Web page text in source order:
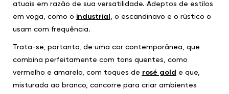
atuais em razão de sua versatilidade. Adeptos de estilos
em voga, como o industrial , o escandinavo e o rústico o
usam com frequência.
Trata-se, portanto, de uma cor contemporânea, que
combina perfeitamente com tons quentes, como
vermelho e amarelo, com toques de rosé gold e que,
misturada ao branco, concorre para criar ambientes